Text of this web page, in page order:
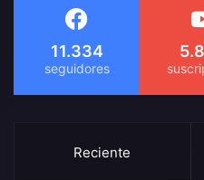
11.334
Reciente